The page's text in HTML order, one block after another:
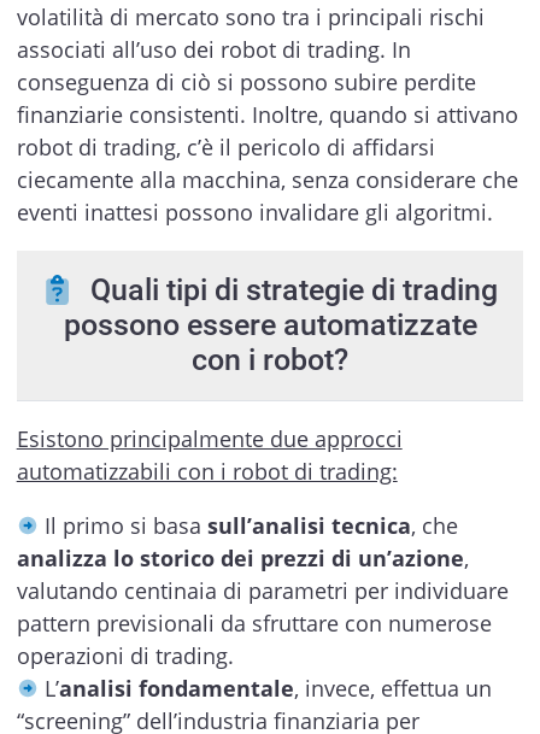
volatilità di mercato sono tra i principali rischi
associati all’uso dei robot di trading. In
conseguenza di ciò si possono subire perdite
finanziarie consistenti. Inoltre, quando si attivano
robot di trading, c’è il pericolo di affidarsi
ciecamente alla macchina, senza considerare che
eventi inattesi possono invalidare gli algoritmi.
Quali tipi di strategie di trading
possono essere automatizzate
con i robot?
Esistono principalmente due approcci
automatizzabili con i robot di trading:
Il primo si basa sull’analisi tecnica, che
analizza lo storico dei prezzi di un’azione,
valutando centinaia di parametri per individuare
pattern previsionali da sfruttare con numerose
operazioni di trading.
L’analisi fondamentale, invece, effettua un
“screening” dell’industria finanziaria per